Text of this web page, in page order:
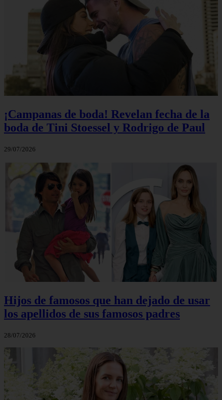
¡Campanas de boda! Revelan fecha de la
boda de Tini Stoessel y Rodrigo de Paul
29/07/2026
Hijos de famosos que han dejado de usar
los apellidos de sus famosos padres
28/07/2026